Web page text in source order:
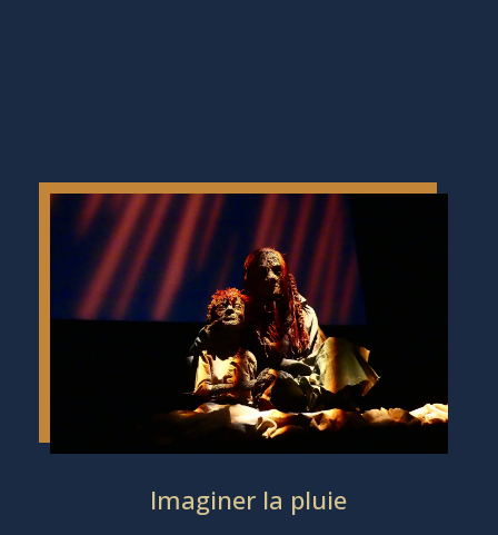
Imaginer la pluie